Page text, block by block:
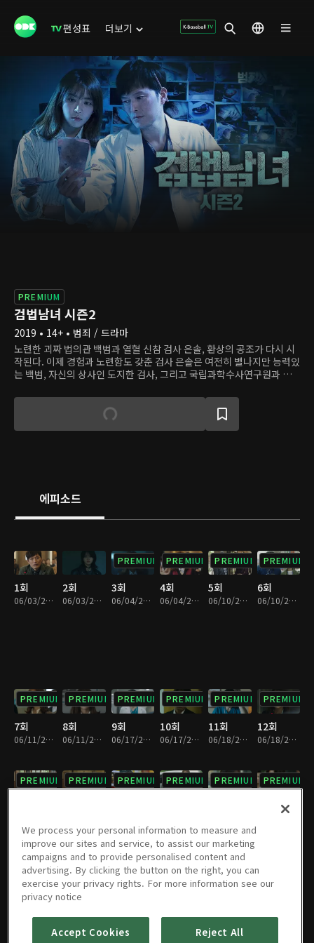
편성표 더보기
PREMIUM
검법남녀 시즌2
2019 • 14+ • 범죄 / 드라마
노련한 괴짜 법의관 백범과 열혈 신참 검사 은솔, 환상의 공조가 다시 시
작된다. 이제 경험과 노련함도 갖춘 검사 은솔은 여전히 별나지만 능력있
는 백범, 자신의 상사인 도지한 검사, 그리고 국립과학수사연구원과 검
올리게 하는 특이한 시신을 부검하면서 공조수사팀은 다시 한 번 도전에
에피소드
1회
06/03/2019 • 30분
2회
06/03/2019 • 33분
PREMIUM
3회
06/04/2019 • 32분
PREMIUM
4회
06/04/2019 • 30분
PREMIUM
5회
06/10/2019 • 30분
PREMIUM
6회
06/10/2019 • 32분
PREMIUM
7회
06/11/2019 • 33분
PREMIUM
8회
06/11/2019 • 30분
PREMIUM
9회
06/17/2019 • 31분
PREMIUM
10회
06/17/2019 • 32분
PREMIUM
11회
06/18/2019 • 30분
PREMIUM
12회
06/18/2019 • 32분
PREMIUM PREMIUM PREMIUM PREMIUM PREMIUM PREMIUM
PREMIUM
19회
07/02/2019 • 32분
PREMIUM
20회
PREMIUM
21회
PREMIUM
22회
PREMIUM
23회 24회
We process your personal information to measure and
improve our sites and service, to assist our marketing
campaigns and to provide personalised content and
advertising. By clicking the button on the right, you can
exercise your privacy rights. For more information see our
privacy notice
Accept Cookies Reject All